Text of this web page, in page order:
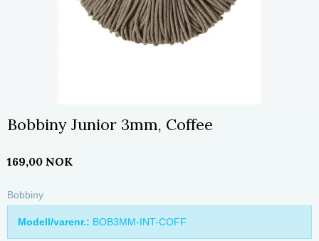
Bobbiny Junior 3mm, Coffee
169,00 NOK
Bobbiny
Modell/varenr.: BOB3MM-INT-COFF